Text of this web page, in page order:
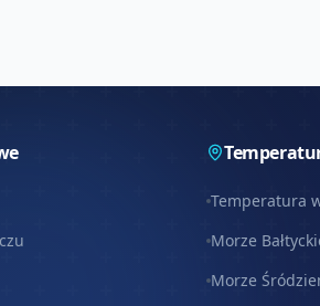
Temperatura
Morze
Morze